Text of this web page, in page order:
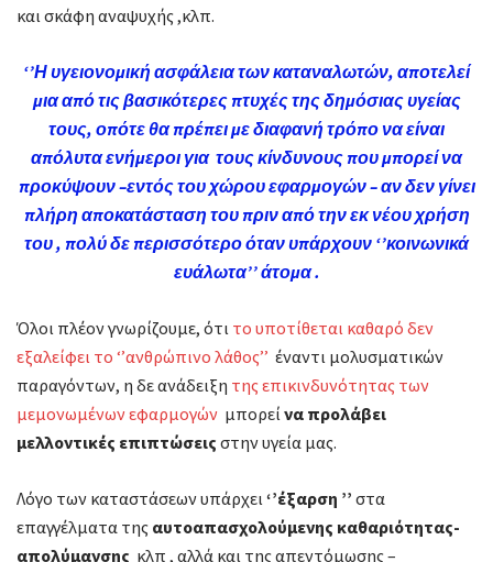
και σκάφη αναψυχής ,κλπ.
‘’Η υγειονομική ασφάλεια των καταναλωτών, αποτελεί
µια από τις βασικότερες πτυχές της δημόσιας υγείας
τους, οπότε θα πρέπει µε διαφανή τρόπο να είναι
απόλυτα ενήμεροι για τους κίνδυνους που μπορεί να
προκύψουν –εντός του χώρου εφαρμογών – αν δεν γίνει
πλήρη αποκατάσταση τουπριν από την εκ νέου χρήση
του , πολύ δε περισσότερο όταν υπάρχουν ‘’κοινωνικά
ευάλωτα’’ άτομα .
Όλοι πλέον γνωρίζουμε, ότι το υποτίθεται καθαρό δεν
εξαλείφει το ‘’ανθρώπινο λάθος’’ έναντι μολυσματικών
παραγόντων, η δε ανάδειξη της επικινδυνότητας των
μεμονωμένων εφαρμογών μπορείνα προλάβει
μελλοντικές επιπτώσεις στην υγεία μας.
Λόγο των καταστάσεων υπάρχει‘’έξαρση ’’ στα
επαγγέλματα της αυτοαπασχολούμενης καθαριότητας-
απολύμανσης κλπ , αλλά και της απεντόμωσης –